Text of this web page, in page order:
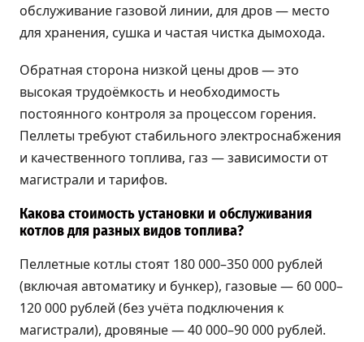
обслуживание газовой линии, для дров — место
для хранения, сушка и частая чистка дымохода.
Обратная сторона низкой цены дров — это
высокая трудоёмкость и необходимость
постоянного контроля за процессом горения.
Пеллеты требуют стабильного электроснабжения
и качественного топлива, газ — зависимости от
магистрали и тарифов.
Какова стоимость установки и обслуживания
котлов для разных видов топлива?
Пеллетные котлы стоят 180 000–350 000 рублей
(включая автоматику и бункер), газовые — 60 000–
120 000 рублей (без учёта подключения к
магистрали), дровяные — 40 000–90 000 рублей.